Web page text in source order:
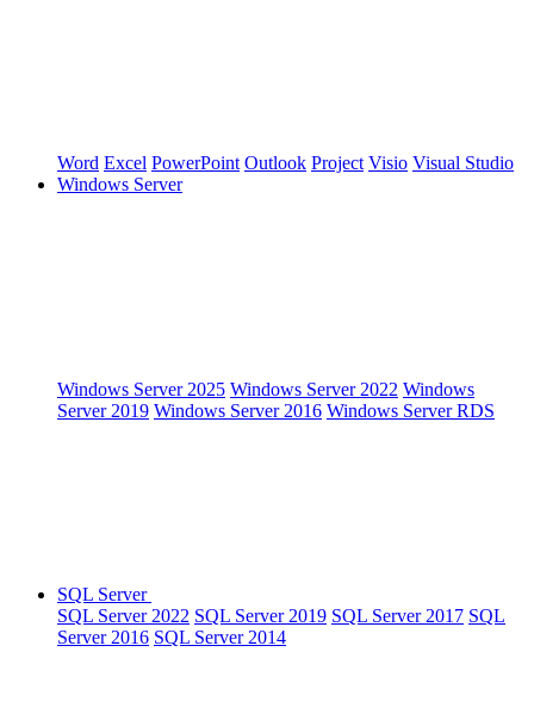
Word Excel PowerPoint Outlook Project Visio Visual Studio
Windows Server
Windows Server 2025 Windows Server 2022 Windows
Server 2019 Windows Server 2016 Windows Server RDS
SQL Server
SQL Server 2022 SQL Server 2019 SQL Server 2017 SQL
Server 2016 SQL Server 2014